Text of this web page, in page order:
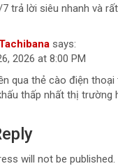
trả lời siêu nhanh và
says:
2026 at 8:00 PM
qua thẻ cào điện thoại
thấp nhất thị trường
will not be published.